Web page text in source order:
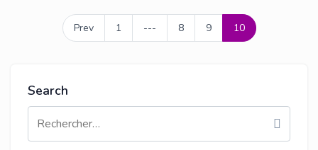
Prev 1 --- 8 9 10
Search